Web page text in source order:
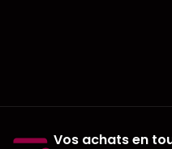
Vos achats en